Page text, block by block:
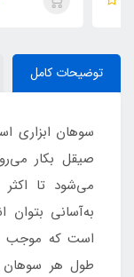
توضیحات کامل
سوهان ابزاری
صیقل بکار
می‌شود تا
به‌آسانی بتوان
است که موجب